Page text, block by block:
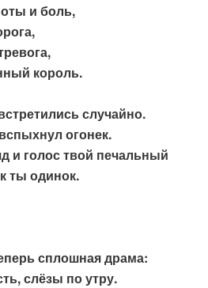
и боль,
король.
случайно.
огонек.
и голос твой печальный
ты одинок.
сплошная драма:
слёзы по утру.